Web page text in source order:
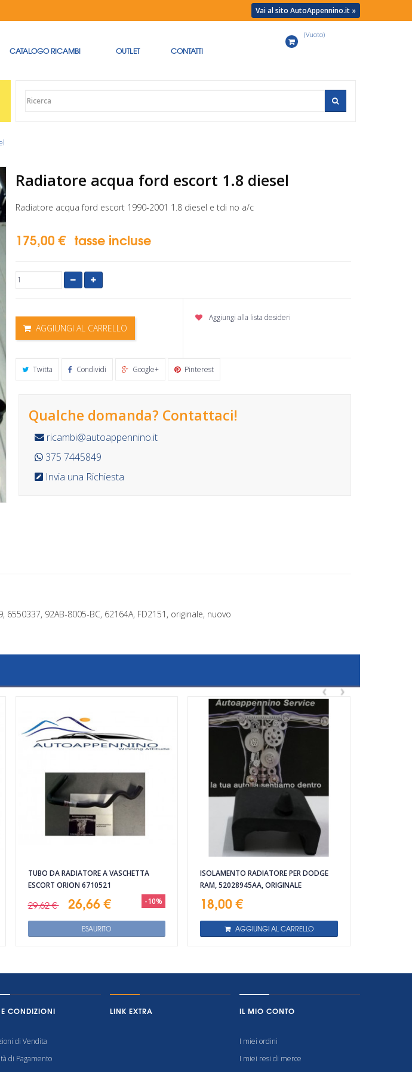
Vai al sito AutoAppennino.it »
CATALOGO RICAMBI OUTLET CONTATTI
(Vuoto)
Radiatore acqua ford escort 1.8 diesel
Radiatore acqua ford escort 1990-2001 1.8 diesel e tdi no a/c
175,00 € tasse incluse
AGGIUNGI AL CARRELLO
Aggiungi alla lista desideri
Twitta Condividi Google+ Pinterest
Qualche domanda? Contattaci!
ricambi@autoappennino.it
375 7445849
Invia una Richiesta
92AB-8005-BC, 62164A, FD2151, originale, nuovo
‹ ›
TUBO DA RADIATORE A VASCHETTA
ESCORT ORION 6710521
29,62 € 26,66 € -10%
ESAURITO
ISOLAMENTO RADIATORE PER DODGE
RAM, 52028945AA, ORIGINALE
18,00 €
AGGIUNGI AL CARRELLO
CONDIZIONI
di Vendita
di Pagamento
LINK EXTRA IL MIO CONTO
I miei ordini
I miei resi di merce